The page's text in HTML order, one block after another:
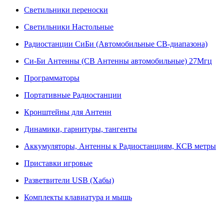
Светильники переноски
Светильники Настольные
Радиостанции СиБи (Автомобильные СВ-диапазона)
Си-Би Антенны (СВ Антенны автомобильные) 27Мгц
Программаторы
Портативные Радиостанции
Кронштейны для Антенн
Динамики, гарнитуры, тангенты
Аккумуляторы, Антенны к Радиостанциям, КСВ метры
Приставки игровые
Разветвители USB (Хабы)
Комплекты клавиатура и мышь